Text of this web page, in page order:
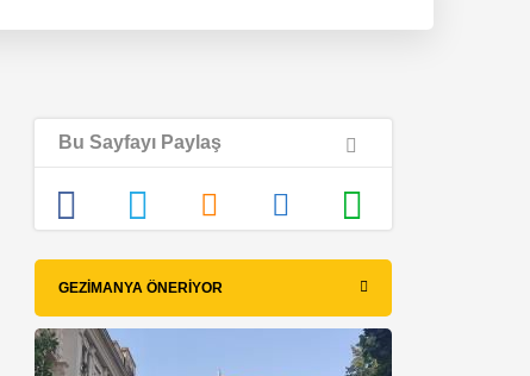
Bu Sayfayı Paylaş
GEZIMANYA ÖNERIYOR